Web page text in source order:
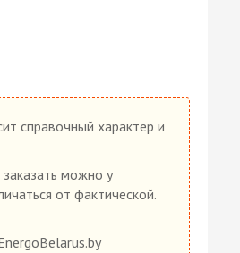
справочный характер и
можно у
от фактической.